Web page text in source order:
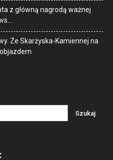
z główną nagrodą ważnej
Ze Skarżyska-Kamiennej na